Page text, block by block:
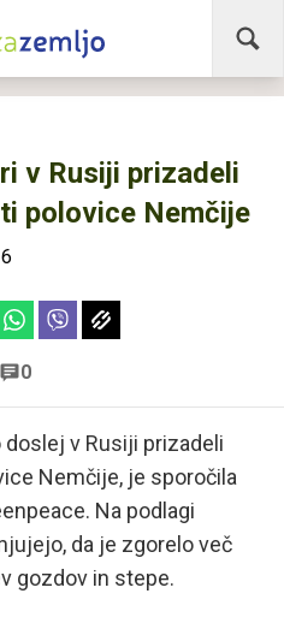
v Rusiji prizadeli
polovice Nemčije
0
v Rusiji prizadeli
Nemčije, je sporočila
Na podlagi
da je zgorelo več
gozdov in stepe.